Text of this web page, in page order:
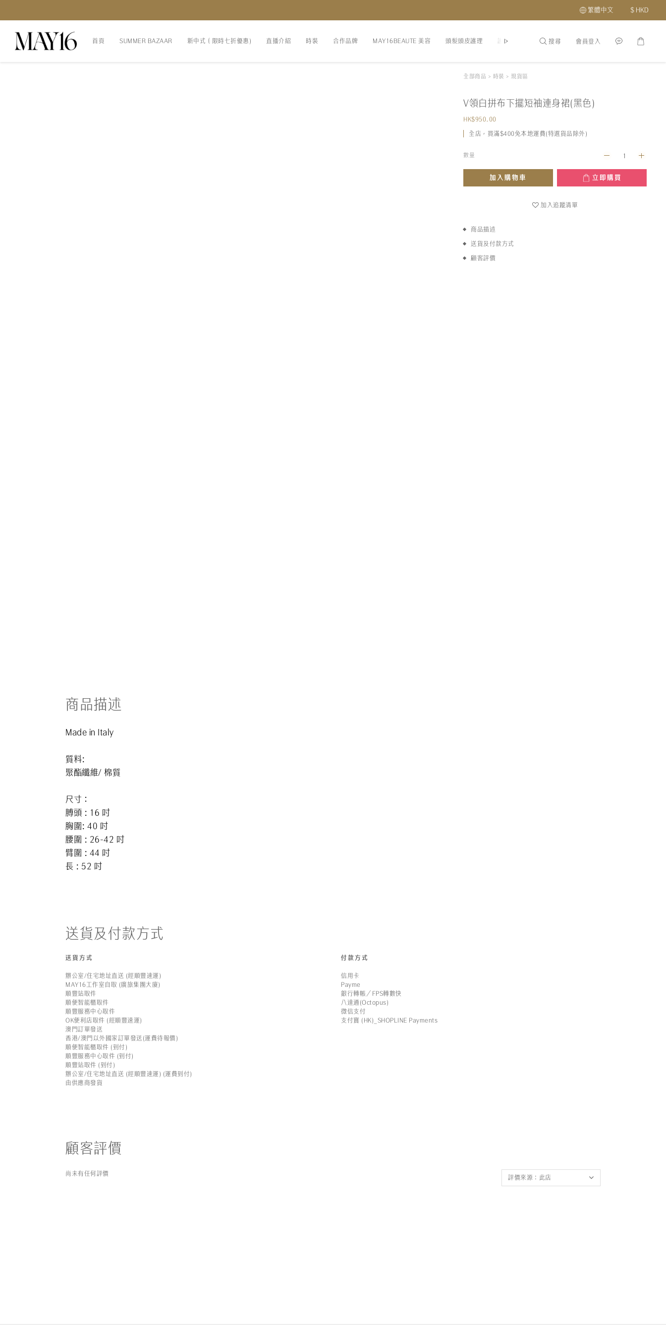
繁體中文 $ HKD
首頁 SUMMER BAZAAR 新中式（限時七折優惠) 直播介紹 時裝 合作品牌 MAY16BEAUTE 美容 頭髮頭皮護理 護膚品 最新優惠及會員福利 關於我們 分店地址
搜尋 會員登入
全部商品 > 時裝 > 現貨區
V領白拼布下擺短袖連身裙(黑色)
HK$950.00
全店，買滿$400免本地運費(特選貨品除外)
數量
加入購物車 立即購買
加入追蹤清單
商品描述
送貨及付款方式
顧客評價
商品描述
Made in Italy
質料:
聚酯纖維/ 棉質
尺寸：
膊頭 : 16 吋
胸圍: 40 吋
腰圍 : 26-42 吋
臂圍 : 44 吋
長 : 52 吋
送貨及付款方式
送貨方式
辦公室/住宅地址直送 (經順豐速運)
MAY16工作室自取 (廣旅集團大廈)
順豐站取件
順便智能櫃取件
順豐服務中心取件
OK便利店取件 (經順豐速運)
澳門訂單發送
香港/澳門以外國家訂單發送(運費待報價)
順便智能櫃取件 (到付)
順豐服務中心取件 (到付)
順豐站取件 (到付)
辦公室/住宅地址直送 (經順豐速運) (運費到付)
由供應商發貨
付款方式
信用卡
Payme
銀行轉帳／FPS轉數快
八達通(Octopus)
微信支付
支付寶 (HK)_SHOPLINE Payments
顧客評價
尚未有任何評價